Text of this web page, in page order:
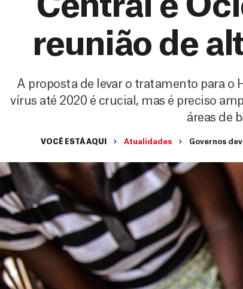
reunião de
A proposta de levar o tratamento para o
vírus até 2020 é crucial, mas é preciso
áreas de
VOCÊ ESTÁ AQUI Atualidades Governos